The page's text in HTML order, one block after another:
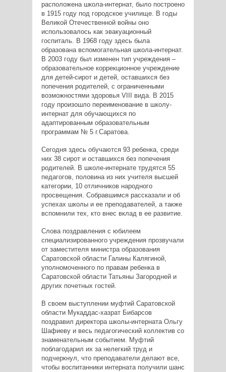
расположена школа-интернат, было построено
в 1915 году под городское училище. В годы
Великой Отечественной войны оно
использовалось как эвакуационный
госпиталь. В 1968 году здесь была
образована вспомогательная школа-интернат.
В 2003 году был изменен тип учреждения –
образовательное коррекционное учреждение
для детей-сирот и детей, оставшихся без
попечения родителей, с ограниченными
возможностями здоровья VIII вида. В 2015
году произошло переименование в школу-
интернат для обучающихся по
адаптированным образовательным
программам № 5 г.Саратова.
Сегодня здесь обучаются 93 ребенка, среди
них 38 сирот и оставшихся без попечения
родителей. В школе-интернате трудятся 55
педагогов, половина из них учителя высшей
категории, 10 отличников народного
просвещения. Собравшимся рассказали и об
успехах школы и ее преподавателей, а также
вспомнили тех, кто внес вклад в ее развитие.
Слова поздравления с юбилеем
специализированного учреждения прозвучали
от заместителя министра образования
Саратовской области Галины Калягиной,
уполномоченного по правам ребенка в
Саратовской области Татьяны Загородней и
других почетных гостей.
В своем выступлении муфтий Саратовской
области Мукаддас-хазрат Бибарсов
поздравил директора школы-интерната Ольгу
Шафиеву и весь педагогический коллектив со
знаменательным событием. Муфтий
поблагодарил их за нелегкий труд и
подчеркнул, что преподаватели делают все,
чтобы воспитанники интерната получили шанс